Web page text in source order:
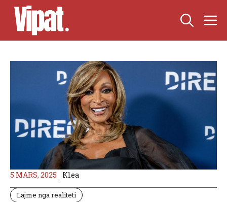
Skip
content
5 MARS, 2025 Klea
Lajme nga realiteti